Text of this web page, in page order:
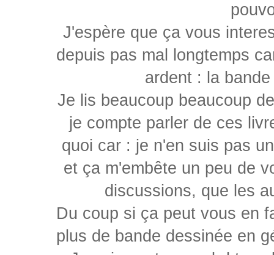
J'espère que ça vous
depuis pas mal longtemps
ardent : la
Je lis beaucoup beaucoup
je compte parler de ces
quoi car : je n'en suis pas
et ça m'embête un peu de
discussions, que les
Du coup si ça peut vous en
plus de bande dessinée en